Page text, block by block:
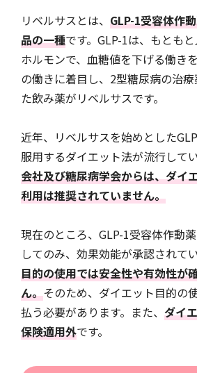
リベルサスとは、 GLP-1受容体作
品の一種です。GLP-1は、もとも
ホルモンで、血糖値を下げる働き
の働きに着目し、2型糖尿病の治
た飲み薬がリベルサスです。
近年、リベルサスを始めとした
服用するダイエット法が流行して
会社及び糖尿病学会からは、ダイ
利用は推奨されていません。
現在のところ、GLP-1受容体作動
してのみ、効果効能が承認されてい
目的の使用では安全性や有効性が
ん。そのため、ダイエット目的の
払う必要があります。また、 ダイ
保険適用外です。